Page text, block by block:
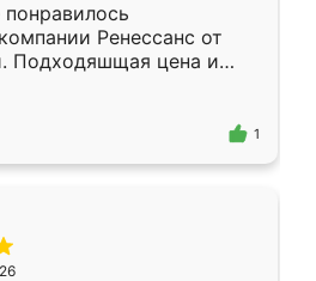
Ренессанс от
Подходяшщая цена и
Приехавший
Владислав
эскизу самый
1